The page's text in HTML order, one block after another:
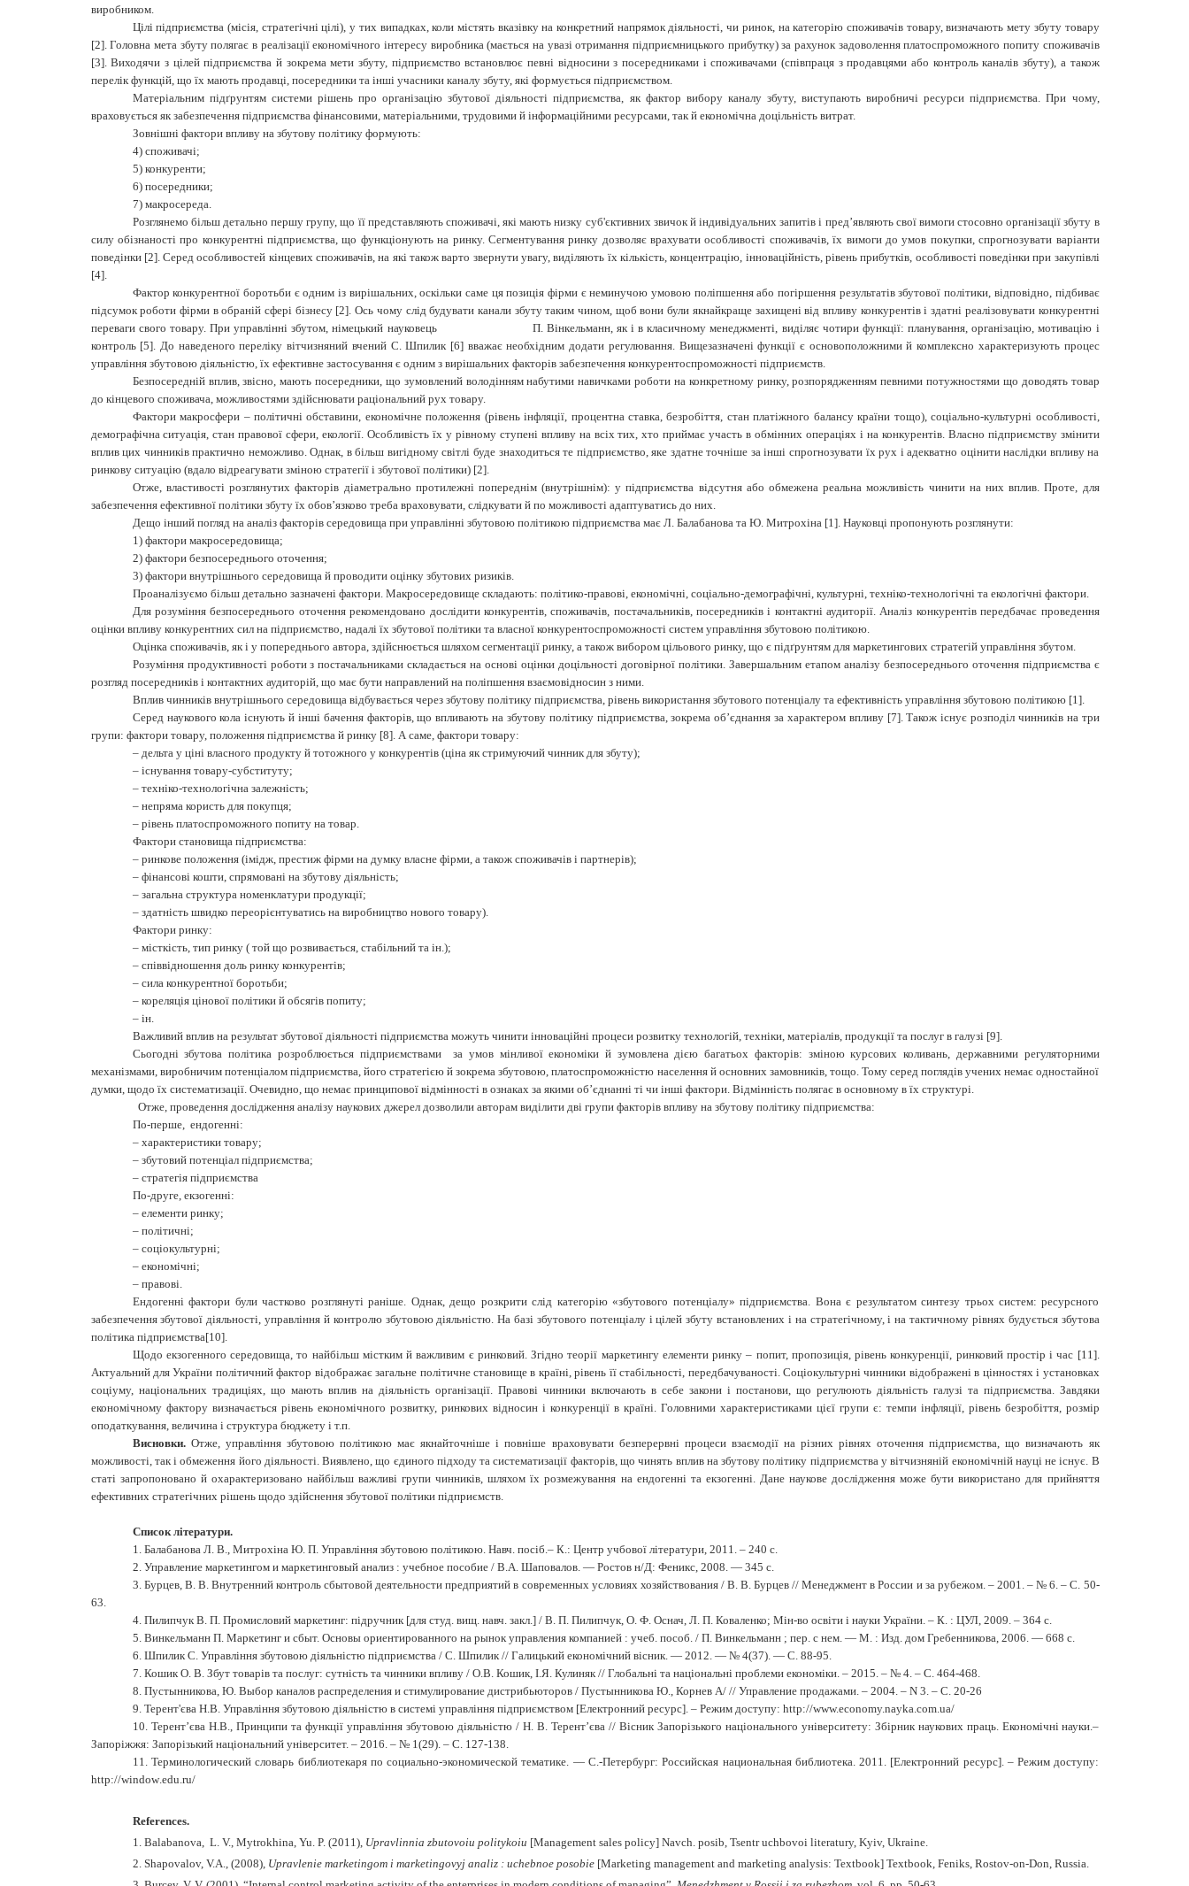
виробником.
Цілі підприємства (місія, стратегічні цілі), у тих випадках, коли містять вказівку на конкретний напрямок діяльності, чи ринок, на категорію споживачів товару, визначають мету збуту товару
[2]. Головна мета збуту полягає в реалізаціїекономічного інтересу виробника (мається на увазі отримання підприємницького прибутку) за рахунок задоволення платоспроможного попиту споживачів
[3].Виходячи з цілей підприємства й зокрема мети збуту, підприємство встановлює певні відносини з посередниками і споживачами (співпраця з продавцями або контроль каналів збуту), а також
перелік функцій, що їх мають продавці, посередники та інші учасники каналу збуту, які формується підприємством.
Матеріальним підґрунтям системи рішень про організацію збутової діяльності підприємства, як фактор вибору каналу збуту, виступають виробничі ресурси підприємства. При чому,
враховується як забезпечення підприємства фінансовими, матеріальними, трудовими й інформаційними ресурсами, так й економічна доцільність витрат.
Зовнішні фактори впливу на збутову політику формують:
4) споживачі;
5) конкуренти;
6) посередники;
7) макросереда.
Розглянемо більш детально першу групу, що її представляють споживачі, які мають низку суб'єктивних звичок й індивідуальних запитів і пред’являють свої вимоги стосовно організації збуту в
силу обізнаності про конкурентні підприємства, що функціонують на ринку. Сегментування ринку дозволяє врахувати особливості споживачів, їх вимоги до умов покупки, спрогнозувати варіанти
поведінки [2]. Серед особливостей кінцевих споживачів, на які також варто звернути увагу, виділяють їх кількість, концентрацію, інноваційність, рівень прибутків, особливості поведінки при закупівлі
[4].
Фактор конкурентної боротьби є одним із вирішальних, оскільки саме ця позиція фірми є неминучою умовою поліпшення або погіршення результатів збутової політики, відповідно, підбиває
підсумок роботи фірми в обраній сфері бізнесу [2]. Ось чому слід будувати канали збуту таким чином, щоб вони були якнайкраще захищені від впливу конкурентів і здатні реалізовувати конкурентні
переваги свого товару. При управлінні збутом, німецький науковець П. Вінкельманн, як і в класичному менеджменті, виділяє чотири функції: планування, організацію, мотивацію і
контроль [5]. До наведеного переліку вітчизняний вчений С. Шпилик [6] вважає необхідним додати регулювання. Вищезазначені функції є основоположними й комплексно характеризують процес
управління збутовою діяльністю, їх ефективне застосування є одним з вирішальних факторів забезпечення конкурентоспроможності підприємств.
Безпосередній вплив, звісно, мають посередники, що зумовлений володінням набутими навичками роботи на конкретному ринку, розпорядженням певними потужностями що доводять товар
до кінцевого споживача, можливостями здійснювати раціональний рух товару.
Фактори макросфери – політичні обставини, економічне положення (рівень інфляції, процентна ставка, безробіття, стан платіжного балансу країни тощо), соціально-культурні особливості,
демографічна ситуація, стан правової сфери, екології. Особливість їх у рівному ступені впливу на всіх тих, хто приймає участь в обмінних операціях і на конкурентів. Власно підприємству змінити
вплив цих чинників практично неможливо. Однак, в більш вигідному світлі буде знаходиться те підприємство, яке здатне точніше за інші спрогнозувати їх рух і адекватно оцінити наслідки впливу на
ринкову ситуацію (вдало відреагувати зміною стратегії і збутової політики) [2].
Отже, властивості розглянутих факторів діаметрально протилежні попереднім (внутрішнім): у підприємства відсутня або обмежена реальна можливість чинити на них вплив. Проте, для
забезпечення ефективної політики збуту їх обов’язково треба враховувати, слідкувати й по можливості адаптуватись до них.
Дещо інший погляд на аналіз факторів середовища при управлінні збутовою політикою підприємства має Л. Балабанова та Ю. Митрохіна [1]. Науковці пропонують розглянути:
1) фактори макросередовища;
2) фактори безпосереднього оточення;
3) фактори внутрішнього середовища й проводити оцінку збутових ризиків.
Проаналізуємо більш детально зазначені фактори. Макросередовище складають: політико-правові, економічні, соціально-демографічні, культурні, техніко-технологічні та екологічні фактори.
Для розуміння безпосереднього оточення рекомендовано дослідити конкурентів, споживачів, постачальників, посередників і контактні аудиторії. Аналіз конкурентів передбачає проведення
оцінки впливу конкурентних сил на підприємство, надалі їх збутової політики та власної конкурентоспроможності систем управління збутовою політикою.
Оцінка споживачів, як і у попереднього автора, здійснюється шляхом сегментації ринку, а також вибором цільового ринку, що є підґрунтям для маркетингових стратегій управління збутом.
Розуміння продуктивності роботи з постачальниками складається на основі оцінки доцільності договірної політики. Завершальним етапом аналізу безпосереднього оточення підприємства є
розгляд посередників і контактних аудиторій, що має бути направлений на поліпшення взаємовідносин з ними.
Вплив чинників внутрішнього середовища відбувається через збутову політику підприємства, рівень використання збутового потенціалу та ефективність управління збутовою політикою [1].
Серед наукового кола існують й інші бачення факторів, що впливають на збутову політику підприємства, зокрема об’єднання за характером впливу [7]. Також існує розподіл чинників на три
групи: фактори товару, положення підприємства й ринку [8]. А саме, фактори товару:
– дельта у ціні власного продукту й тотожного у конкурентів (ціна як стримуючий чинник для збуту);
– існування товару-субституту;
– техніко-технологічна залежність;
– непряма користь для покупця;
– рівень платоспроможного попиту на товар.
Фактори становища підприємства:
– ринкове положення (імідж, престиж фірми на думку власне фірми, а також споживачів і партнерів);
– фінансові кошти, спрямовані на збутову діяльність;
– загальна структура номенклатури продукції;
– здатність швидко переорієнтуватись на виробництво нового товару).
Фактори ринку:
– місткість, тип ринку ( той що розвивається, стабільний та ін.);
– співвідношення доль ринку конкурентів;
– сила конкурентної боротьби;
– кореляція цінової політики й обсягів попиту;
– ін.
Важливий вплив на результат збутової діяльності підприємства можуть чинити інноваційні процеси розвитку технологій, техніки, матеріалів, продукції та послуг в галузі [9].
Сьогодні збутова політика розроблюється підприємствами за умов мінливої економіки й зумовлена дією багатьох факторів: зміною курсових коливань, державними регуляторними
механізмами, виробничим потенціалом підприємства, його стратегією й зокрема збутовою, платоспроможністю населення й основних замовників, тощо. Тому серед поглядів учених немає одностайної
думки, щодо їх систематизації. Очевидно, що немає принципової відмінності в ознаках за якими об’єднанні ті чи інші фактори. Відмінність полягає в основному в їх структурі.
Отже, проведення дослідження аналізу наукових джерел дозволили авторам виділити дві групи факторів впливу на збутову політику підприємства:
По-перше, ендогенні:
– характеристики товару;
– збутовий потенціалпідприємства;
– стратегія підприємства
По-друге, екзогенні:
– елементи ринку;
– політичні;
– соціокультурні;
– економічні;
– правові.
Ендогенні фактори були частково розглянуті раніше. Однак, дещо розкрити слід категорію «збутового потенціалу» підприємства. Вона є результатом синтезу трьох систем: ресурсного
забезпечення збутової діяльності, управління й контролю збутовою діяльністю. На базі збутового потенціалу і цілей збуту встановлених і на стратегічному, і на тактичному рівнях будується збутова
політика підприємства[10].
Щодо екзогенного середовища, то найбільш містким й важливим є ринковий. Згідно теорії маркетингу елементи ринку – попит, пропозиція, рівень конкуренції, ринковий простір і час [11].
Актуальний для України політичний фактор відображає загальне політичне становище в країні, рівень її стабільності, передбачуваності. Соціокультурні чинники відображені в цінностях і установках
соціуму, національних традиціях, що мають вплив на діяльність організації. Правові чинники включають в себе закони і постанови, що регулюють діяльність галузі та підприємства. Завдяки
економічному фактору визначається рівень економічного розвитку, ринкових відносин і конкуренції в країні. Головними характеристиками цієї групи є: темпи інфляції, рівень безробіття, розмір
оподаткування, величина і структура бюджету і т.п.
Висновки. Отже, управління збутовою політикою має якнайточніше і повніше враховувати безперервні процеси взаємодії на різних рівнях оточення підприємства, що визначають як
можливості, так і обмеження його діяльності. Виявлено, що єдиного підходу та систематизації факторів, що чинять вплив на збутову політику підприємства у вітчизняній економічній науці не існує. В
статі запропоновано й охарактеризовано найбільш важливі групи чинників, шляхом їх розмежування на ендогенні та екзогенні. Дане наукове дослідження може бути використано для прийняття
ефективних стратегічних рішень щодо здійснення збутової політики підприємств.
Список літератури.
1. Балабанова Л. В., Митрохіна Ю. П. Управління збутовою політикою. Навч. посіб.– К.: Центр учбової літератури, 2011. – 240 с.
2. Управление маркетингом и маркетинговый анализ : учебное пособие / В.А. Шаповалов. — Ростов н/Д: Феникс, 2008. — 345 с.
3. Бурцев, В. В. Внутренний контроль сбытовой деятельности предприятий в современных условиях хозяйствования / В. В. Бурцев // Менеджмент в России и за рубежом. – 2001. – № 6. – С. 50-
63.
4. Пилипчук В. П. Промисловий маркетинг: підручник [для студ. вищ. навч. закл.] / В. П. Пилипчук, О. Ф. Оснач, Л. П. Коваленко; Мін-во освіти і науки України. – К. : ЦУЛ, 2009. – 364 с.
5. Винкельманн П. Маркетинг и сбыт. Основы ориентированного на рынок управления компанией : учеб. пособ. / П. Винкельманн ; пер. с нем. ― М. : Изд. дом Гребенникова, 2006. ― 668 с.
6. Шпилик С. Управління збутовою діяльністю підприємства / С. Шпилик // Галицький економічний вісник. — 2012. — № 4(37). — С. 88-95.
7. Кошик О. В. Збут товарів та послуг: сутність та чинники впливу / О.В. Кошик, І.Я. Кулиняк // Глобальні та національні проблеми економіки. – 2015. – № 4. – С. 464-468.
8. Пустынникова, Ю. Выбор каналов распределения и стимулирование дистрибьюторов / Пустынникова Ю., Корнев А/// Управление продажами. – 2004. – N 3. – С. 20-26
9. Терент'єва Н.В. Управління збутовою діяльністю в системі управління підприємством [Електронний ресурс]. – Режим доступу: http://www.economy.nayka.com.ua/
10. Терент’єва Н.В., Принципи та функції управління збутовою діяльністю / Н. В. Терент’єва // Вісник Запорізького національного університету: Збірник наукових праць. Економічні науки.–
Запоріжжя: Запорізький національний університет. – 2016. – № 1(29). – С. 127-138.
11. Терминологический словарь библиотекаря по социально-экономической тематике. — С.-Петербург: Российская национальная библиотека. 2011. [Електронний ресурс]. – Режим доступу:
http://window.edu.ru/
References.
1. Balabanova, L. V., Mytrokhina, Yu. P. (2011), Upravlinnia zbutovoiu politykoiu [Management salespolicy] Navch. posib, Tsentr uchbovoi literatury, Kyiv, Ukraine.
2. Shapovalov, V.A., (2008), Upravlenie marketingom i marketingovyj analiz : uchebnoe posobie[Marketing management and marketing analysis: Textbook] Textbook, Feniks, Rostov-on-Don, Russia.